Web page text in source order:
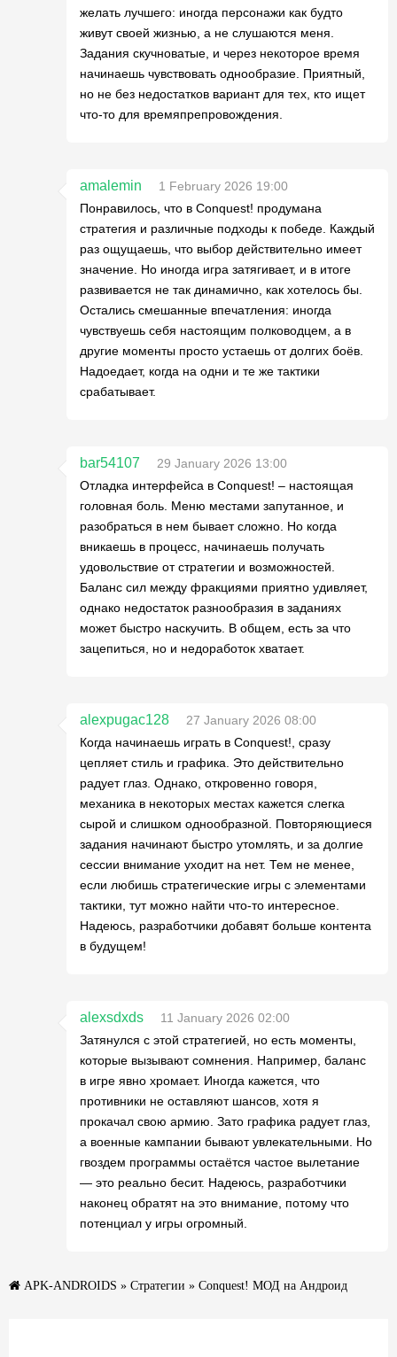
желать лучшего: иногда персонажи как будто
живут своей жизнью, а не слушаются меня.
Задания скучноватые, и через некоторое время
начинаешь чувствовать однообразие. Приятный,
но не без недостатков вариант для тех, кто ищет
что-то для времяпрепровождения.
amalemin
1 February 2026 19:00
Понравилось, что в Conquest! продумана
стратегия и различные подходы к победе. Каждый
раз ощущаешь, что выбор действительно имеет
значение. Но иногда игра затягивает, и в итоге
развивается не так динамично, как хотелось бы.
Остались смешанные впечатления: иногда
чувствуешь себя настоящим полководцем, а в
другие моменты просто устаешь от долгих боёв.
Надоедает, когда на одни и те же тактики
срабатывает.
bar54107
29 January 2026 13:00
Отладка интерфейса в Conquest! – настоящая
головная боль. Меню местами запутанное, и
разобраться в нем бывает сложно. Но когда
вникаешь в процесс, начинаешь получать
удовольствие от стратегии и возможностей.
Баланс сил между фракциями приятно удивляет,
однако недостаток разнообразия в заданиях
может быстро наскучить. В общем, есть за что
зацепиться, но и недоработок хватает.
alexpugac128
27 January 2026 08:00
Когда начинаешь играть в Conquest!, сразу
цепляет стиль и графика. Это действительно
радует глаз. Однако, откровенно говоря,
механика в некоторых местах кажется слегка
сырой и слишком однообразной. Повторяющиеся
задания начинают быстро утомлять, и за долгие
сессии внимание уходит на нет. Тем не менее,
если любишь стратегические игры с элементами
тактики, тут можно найти что-то интересное.
Надеюсь, разработчики добавят больше контента
в будущем!
alexsdxds
11 January 2026 02:00
Затянулся с этой стратегией, но есть моменты,
которые вызывают сомнения. Например, баланс
в игре явно хромает. Иногда кажется, что
противники не оставляют шансов, хотя я
прокачал свою армию. Зато графика радует глаз,
а военные кампании бывают увлекательными. Но
гвоздем программы остаётся частое вылетание
— это реально бесит. Надеюсь, разработчики
наконец обратят на это внимание, потому что
потенциал у игры огромный.
APK-ANDROIDS » Стратегии » Conquest! МОД на Андроид